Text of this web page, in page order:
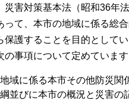
災害対策基本法（昭和36年
って、本市の地域に係る総
保護することを目的としてい
の事項について定めています
域に係る本市その他防災関
並びに本市の概況と災害の